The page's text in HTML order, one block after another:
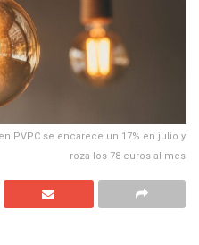
PVPC se encarece un 17% en julio y
roza los 78 euros al mes